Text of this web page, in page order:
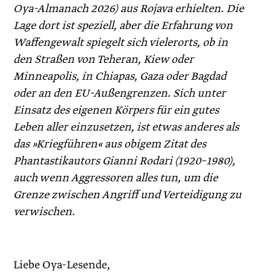
Oya-Almanach 2026) aus Rojava erhielten. Die
Lage dort ist speziell, aber die Erfahrung von
Waffengewalt spiegelt sich vielerorts, ob in
den Straßen von Teheran, Kiew oder
Minneapolis, in Chiapas, Gaza oder Bagdad
oder an den EU-Außengrenzen. Sich unter
Einsatz des eigenen Körpers für ein gutes
Leben aller einzusetzen, ist etwas anderes als
das »Kriegführen« aus obigem Zitat des
Phantastikautors Gianni Rodari (1920–1980),
auch wenn Aggressoren alles tun, um die
Grenze zwischen Angriff und Verteidigung zu
verwischen.
Liebe Oya-Lesende,